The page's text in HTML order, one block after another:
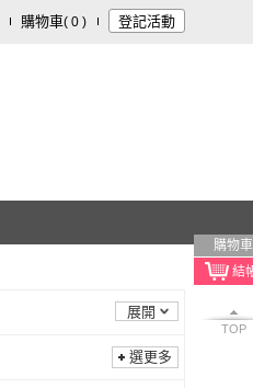
購物車( 0 ) 登記活動
購物車
TOP
展開
選更多